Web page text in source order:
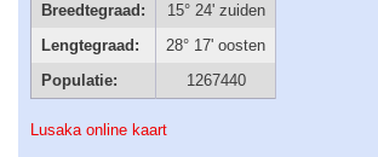
Breedtegraad:
15° 24' zuiden
Lengtegraad:
28° 17' oosten
Populatie:
1267440
Lusaka online kaart